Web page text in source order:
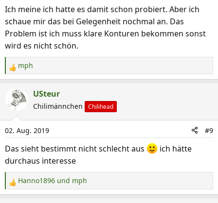
n
n
:
Ich meine ich hatte es damit schon probiert. Aber ich
schaue mir das bei Gelegenheit nochmal an. Das
Problem ist ich muss klare Konturen bekommen sonst
wird es nicht schön.
R
e
a
k
i
o
n
n
mph
USteur
Chilimännchen Chilihead
02. Aug. 2019 #9
Das sieht bestimmt nicht schlecht aus
ich hätte
durchaus interesse
R
e
Hanno1896 und mph